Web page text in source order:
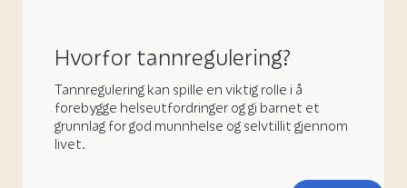
Hvorfor tannregulering?
Tannregulering kan spille en viktig rolle i å
forebygge helseutfordringer og gi barnet et
grunnlag for god munnhelse og selvtillit gjennom
livet.